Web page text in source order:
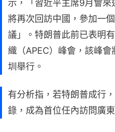
示，「習近平主席9月會
將再次回訪中國，參加一
議」。特朗普此前已表明
織（APEC）峰會，該峰會
圳舉行。
有分析指，若特朗普成行
錄，成為首位任內訪問廣